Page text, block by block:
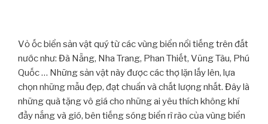
Vỏ ốc biển sản vật quý từ các vùng biển nổi tiếng trên đất
nước như: Đà Nẵng, Nha Trang, Phan Thiết, Vũng Tàu, Phú
Quốc … Những sản vật này được các thợ lặn lấy lên, lựa
chọn những mẫu đẹp, đạt chuẩn và chất lượng nhất. Đây là
những quà tặng vô giá cho những ai yêu thích không khí
đầy nắng và gió, bên tiếng sóng biển rì rào của vùng biển